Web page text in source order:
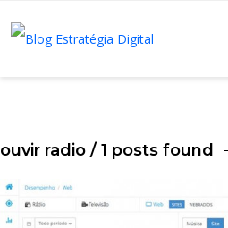
ouvir radio / 1 posts found